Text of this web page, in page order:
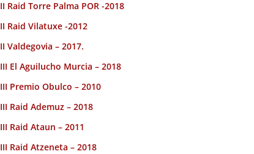
II Raid Torre Palma POR -2018
II Raid Vilatuxe -2012
II Valdegovia – 2017.
III El Aguilucho Murcia – 2018
III Premio Obulco – 2010
III Raid Ademuz – 2018
III Raid Ataun – 2011
III Raid Atzeneta – 2018